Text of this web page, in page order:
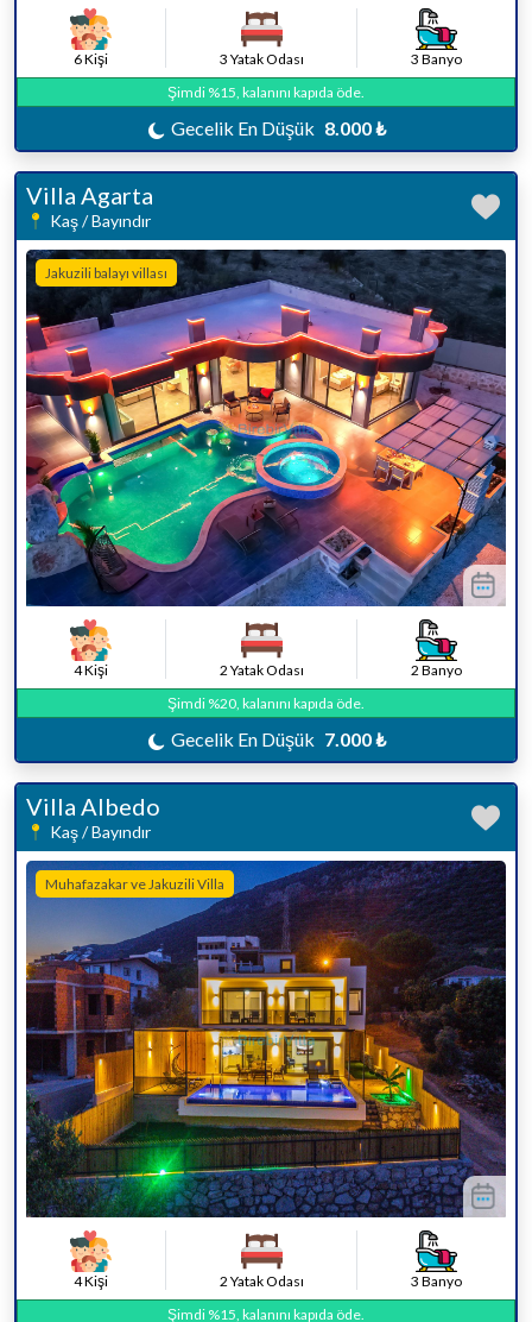
6 Kişi 3 Yatak Odası
3 Banyo
Şimdi %15, kalanını kapıda öde.
Gecelik En Düşük 8.000 ₺
Villa Agarta
Kaş / Bayındır
Jakuzili balayı villası
4 Kişi 2 Yatak Odası
2 Banyo
Şimdi %20, kalanını kapıda öde.
Gecelik En Düşük 7.000 ₺
Villa Albedo
Kaş / Bayındır
Muhafazakar ve Jakuzili Villa
4 Kişi 2 Yatak Odası
3 Banyo
Şimdi %15, kalanını kapıda öde.